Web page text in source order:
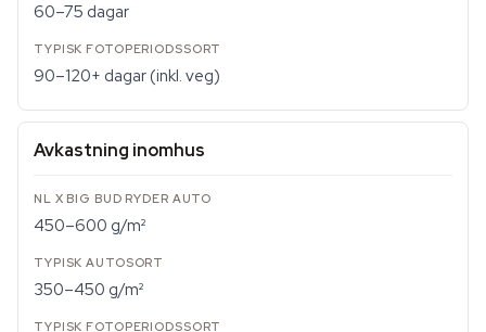
60–75 dagar
90–120+ dagar (inkl. veg)
Avkastning inomhus
450–600 g/m²
350–450 g/m²